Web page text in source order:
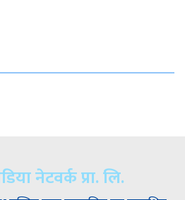
नेटवर्क प्रा. लि.